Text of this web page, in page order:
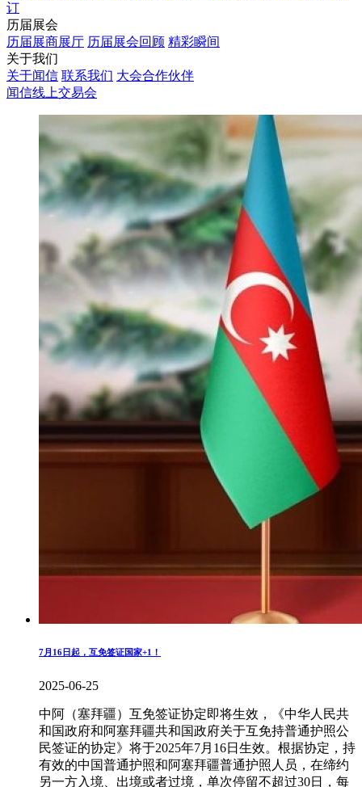
订
历届展会
历届展商展厅 历届展会回顾 精彩瞬间
关于我们
关于闻信 联系我们 大会合作伙伴
闻信线上交易会
7月16日起，互免签证国家+1！
2025-06-25
中阿（塞拜疆）互免签证协定即将生效，《中华人民共
和国政府和阿塞拜疆共和国政府关于互免持普通护照公
民签证的协定》将于2025年7月16日生效。根据协定，持
有效的中国普通护照和阿塞拜疆普通护照人员，在缔约
另一方入境、出境或者过境，单次停留不超过30日，每